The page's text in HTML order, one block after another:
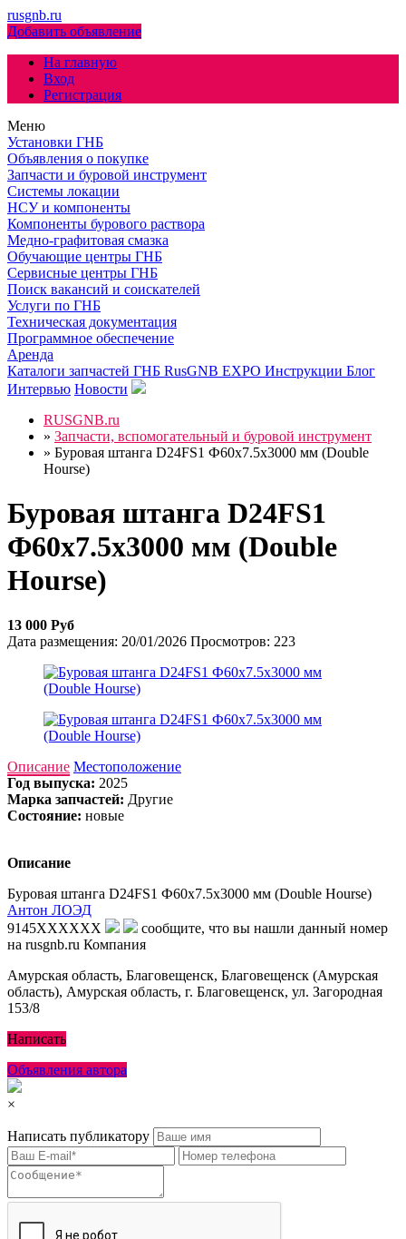
rusgnb.ru
Добавить объявление
На главную
Вход
Регистрация
Меню
Установки ГНБ
Объявления о покупке
Запчасти и буровой инструмент
Системы локации
НСУ и компоненты
Компоненты бурового раствора
Медно-графитовая смазка
Обучающие центры ГНБ
Сервисные центры ГНБ
Поиск вакансий и соискателей
Услуги по ГНБ
Техническая документация
Программное обеспечение
Аренда
Каталоги запчастей ГНБ RusGNB EXPO Инструкции Блог
Интервью Новости
RUSGNB.ru
» Запчасти, вспомогательный и буровой инструмент
» Буровая штанга D24FS1 Ф60х7.5х3000 мм (Double
Hourse)
Буровая штанга D24FS1
Ф60х7.5х3000 мм (Double
Hourse)
13 000 Руб
Дата размещения: 20/01/2026 Просмотров: 223
Описание Местоположение
Год выпуска: 2025
Марка запчастей: Другие
Состояние: новые
Описание
Буровая штанга D24FS1 Ф60х7.5х3000 мм (Double Hourse)
Антон ЛОЭД
9145XXXXXX
сообщите, что вы нашли данный номер
на rusgnb.ru Компания
Амурская область, Благовещенск, Благовещенск (Амурская
область), Амурская область, г. Благовещенск, ул. Загородная
153/8
Написать
Объявления автора
×
Написать публикатору